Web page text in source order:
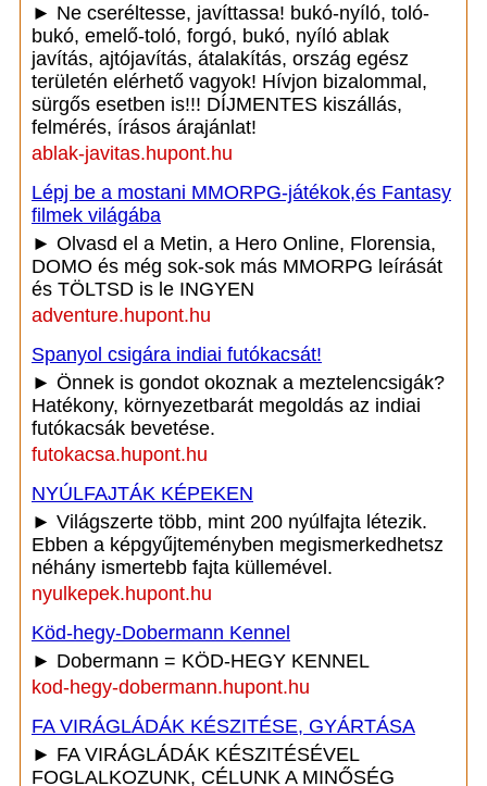
► Ne cseréltesse, javíttassa! bukó-nyíló, toló-
bukó, emelő-toló, forgó, bukó, nyíló ablak
javítás, ajtójavítás, átalakítás, ország egész
területén elérhető vagyok! Hívjon bizalommal,
sürgős esetben is!!! DÍJMENTES kiszállás,
felmérés, írásos árajánlat!
ablak-javitas.hupont.hu
Lépj be a mostani MMORPG-játékok,és Fantasy
filmek világába
► Olvasd el a Metin, a Hero Online, Florensia,
DOMO és még sok-sok más MMORPG leírását
és TÖLTSD is le INGYEN
adventure.hupont.hu
Spanyol csigára indiai futókacsát!
► Önnek is gondot okoznak a meztelencsigák?
Hatékony, környezetbarát megoldás az indiai
futókacsák bevetése.
futokacsa.hupont.hu
NYÚLFAJTÁK KÉPEKEN
► Világszerte több, mint 200 nyúlfajta létezik.
Ebben a képgyűjteményben megismerkedhetsz
néhány ismertebb fajta küllemével.
nyulkepek.hupont.hu
Köd-hegy-Dobermann Kennel
► Dobermann = KÖD-HEGY KENNEL
kod-hegy-dobermann.hupont.hu
FA VIRÁGLÁDÁK KÉSZITÉSE, GYÁRTÁSA
► FA VIRÁGLÁDÁK KÉSZITÉSÉVEL
FOGLALKOZUNK, CÉLUNK A MINŐSÉG